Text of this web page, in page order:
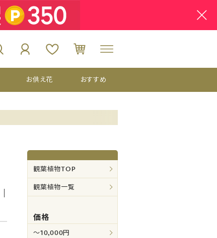
お供え花 おすすめ
観葉植物TOP
観葉植物一覧
価格
～10,000円